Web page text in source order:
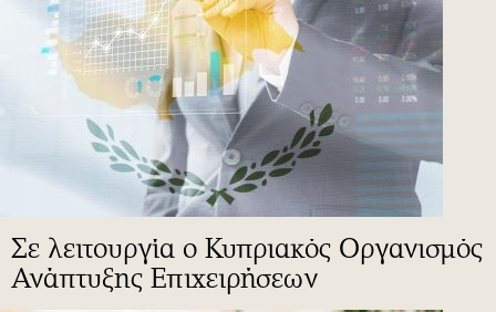
Σε λειτουργία ο Κυπριακός Οργανισμός
Ανάπτυξης Επιχειρήσεων